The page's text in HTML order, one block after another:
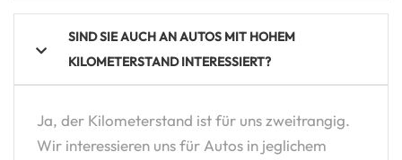
SIND SIE AUCH AN AUTOS MIT HOHEM
KILOMETERSTAND INTERESSIERT?
Ja, der Kilometerstand ist für uns zweitrangig.
Wir interessieren uns für Autos in jeglichem